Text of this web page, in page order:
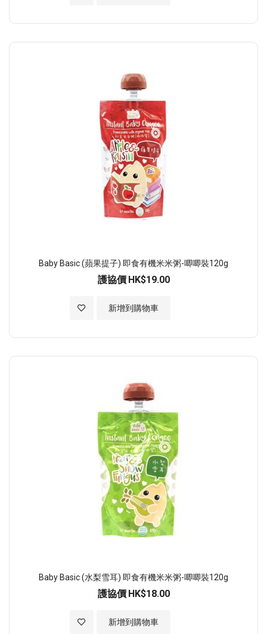
Baby Basic (蘋果提子) 即食有機米米粥-唧唧裝120g
護協價 HK$19.00
新增到購物車
加入至願望清單
Baby Basic (水梨雪耳) 即食有機米米粥-唧唧裝120g
護協價 HK$18.00
新增到購物車
加入至願望清單